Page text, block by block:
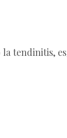
tendinitis,